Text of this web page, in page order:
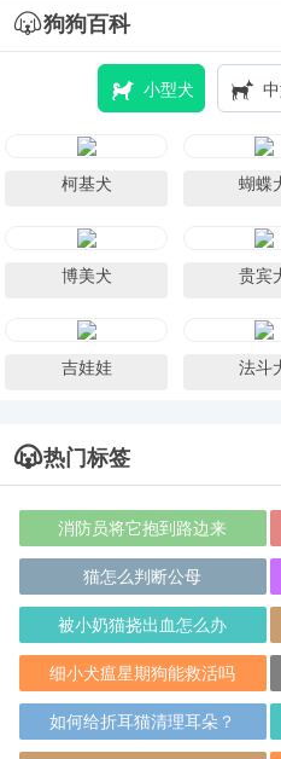
狗狗百科
小型犬
柯基犬 蝴蝶
博美犬 贵宾
吉娃娃 法斗
热门标签
消防员将它抱到路边来
猫怎么判断公母
被小奶猫挠出血怎么办
细小犬瘟星期狗能救活吗
如何给折耳猫清理耳朵？